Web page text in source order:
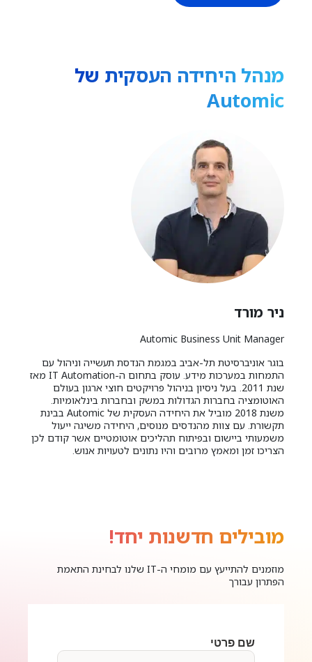
מנהל היחידה העסקית של
Automic
ניר מורד
Automic Business Unit Manager
בוגר אוניברסיטת תל-אביב במגמת הנדסת תעשייה וניהול עם
התמחות במערכות מידע. עוסק בתחום ה-IT Automation מאז
שנת 2011. בעל ניסיון בניהול פרויקטים חוצי ארגון בעולם
האוטומציה בחברות הגדולות במשק ובחברות בינלאומיות.
משנת 2018 מוביל את היחידה העסקית של Automic בבינת
תקשורת. עם צוות מהנדסים מנוסים, היחידה משיגה ייעול
משמעותי ביישום ובפיתוח תהליכים אוטומטיים אשר קודם לכן
הצריכו זמן ומאמץ מרובים והיו נתונים לטעויות אנוש.
מובילים חדשנות יחד!
מוזמנים להתייעץ עם מומחי ה-IT שלנו לבחינת התאמת
הפתרון עבורך